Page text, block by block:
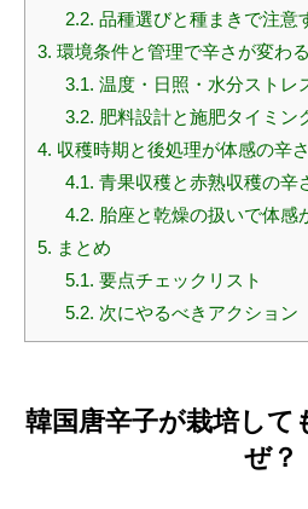
2.2. 品種選びと種まきで注意
3. 環境条件と管理で辛さが変わ
3.1. 温度・日照・水分ストレ
3.2. 肥料設計と施肥タイミン
4. 収穫時期と後処理が体感の辛
4.1. 青果収穫と赤熟収穫の辛
4.2. 胎座と乾燥の扱いで体感
5. まとめ
5.1. 要点チェックリスト
5.2. 次にやるべきアクション
韓国唐辛子が栽培して
ぜ？